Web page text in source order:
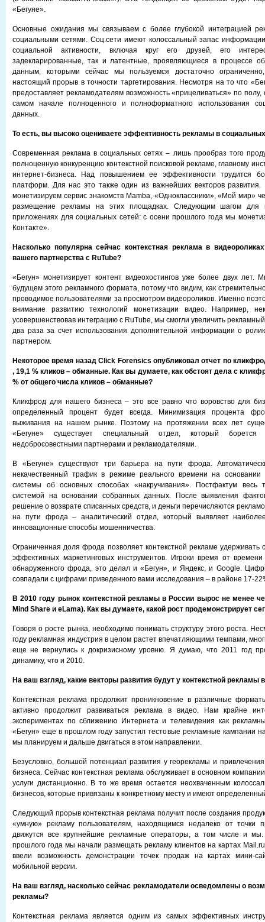
«Бегуне».
Основные ожидания мы связываем с более глубокой интеграцией
социальными сетями. Соц.сети имеют колоссальный запас
социальной активности, включая круг его друзей, его
задекларированные, так и латентные, проявляющиеся в процессе
данным, которыми сейчас мы пользуемся достаточно
настоящий прорыв в точности таргетирования. Несмотря на то что
предоставляет рекламодателям возможность «прицеливаться» по
самом начале полноценного и полноформатного использования
данных.
То есть, вы высоко оцениваете эффективность рекламы в
Современная реклама в социальных сетях – лишь прообраз того
полноценную конкуренцию контекстной поисковой рекламе, главному
интернет-бизнеса. Над повышением ее эффективности трудится
платформ. Для нас это также один из важнейших векторов
монетизируем сервис знакомств Mamba, «Одноклассники», «Мой мир»
размещение рекламы на этих площадках. Следующим шагом для
приложениях для социальных сетей: с осени прошлого года мы
Контакте».
Насколько популярна сейчас контекстная реклама в
вашего партнерства с RuTube?
«Бегун» монетизирует контент видеохостингов уже более двух
будущем этого рекламного формата, потому что видим, как
проводимое пользователями за просмотром видеороликов. Именно
внимание развитию технологий монетизации видео. Например,
усовершенствовав интеграцию с RuTube, мы смогли увеличить
два раза за счет использования дополнительной информации о
партнером.
Некоторое время назад Click Forensics опубликовал отчет по
, 19,1 % кликов – обманные. Как вы думаете, как обстоят дела с
% от общего числа кликов – обманные?
Кликфрод для нашего бизнеса – это все равно что воровство для
определенный процент будет всегда. Минимизация процента
выживания на нашем рынке. Поэтому на протяжении всех лет
«Бегуне» существует специальный отдел, который борется
недобросовестными партнерами и рекламодателями.
В «Бегуне» существуют три барьера на пути фрода.
некачественный трафик в режиме реального времени на основании
системы об основных способах «накручивания». Постфактум весь
системой на основании собранных данных. После выявления
решение о возврате списанных средств, и деньги перечисляются
на пути фрода – аналитический отдел, который выявляет
инновационные способы мошенничества.
Ограниченная доля фрода позволяет контекстной рекламе удерживать
эффективных маркетинговых инструментов. Игроки время от
обнаруженного фрода, это делал и «Бегун», и Яндекс, и Google.
совпадали с цифрами приведенного вами исследования – в районе 17-
В 2010 году рынок контекстной рекламы в России вырос не менее
Mind Share и eLama). Как вы думаете, какой рост продемонстрирует
Говоря о росте рынка, необходимо понимать структуру этого роста.
году рекламная индустрия в целом растет впечатляющими темпами,
еще не вернулись к докризисному уровню. Я думаю, что 2011 год
динамику, что и 2010.
На ваш взгляд, какие векторы развития будут у контекстной рекламы
Контекстная реклама продолжит проникновение в различные
активно продолжит развиваться реклама в видео. Нам крайне
экспериментах по сближению Интернета и телевидения как
«Бегун» еще в прошлом году запустил тестовые рекламные кампании
мы планируем и дальше двигаться в этом направлении.
Безусловно, большой потенциал развития у георекламы и привлечения
бизнеса. Сейчас контекстная реклама обслуживает в основном
услуги дистанционно. В то же время остается неохваченным
бизнесов, которые привязаны к конкретному месту и имеют
Следующий прорыв контекстная реклама получит после создания
«умную» рекламу пользователям, находящимся недалеко от точки
движутся все крупнейшие рекламные операторы, а том числе и
прошлого года мы начали размещать рекламу клиентов на картах
ввели возможность демонстрации точек продаж на картах мини-
мобильной версии.
На ваш взгляд, насколько сейчас рекламодатели осведомлены о
рекламы?
Контекстная реклама является одним из самых эффективных